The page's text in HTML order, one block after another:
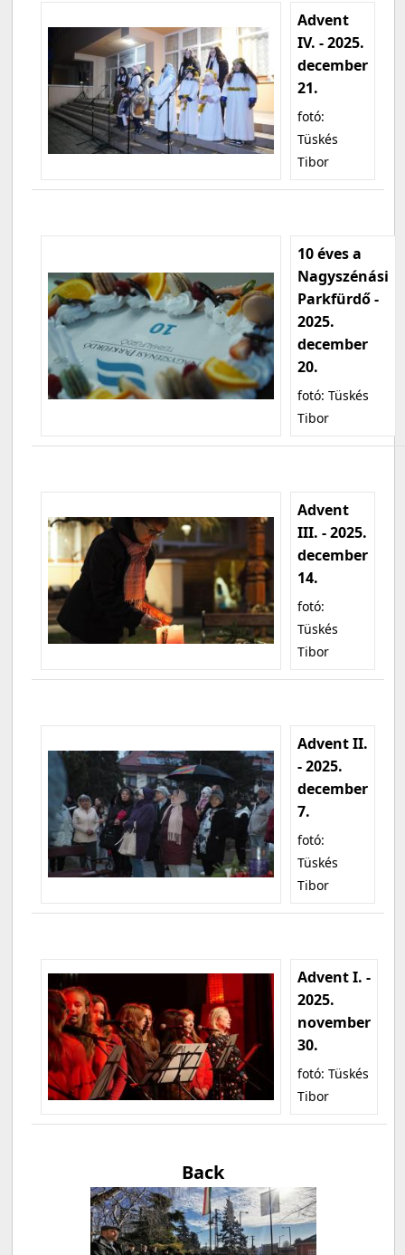
Advent
IV. - 2025.
december
21.
fotó:
Tüskés
Tibor
10 éves a
Nagyszénási
Parkfürdő -
2025.
december
20.
fotó: Tüskés
Tibor
Advent
III. - 2025.
december
14.
fotó:
Tüskés
Tibor
Advent II.
- 2025.
december
7.
fotó:
Tüskés
Tibor
Advent I. -
2025.
november
30.
fotó: Tüskés
Tibor
Back